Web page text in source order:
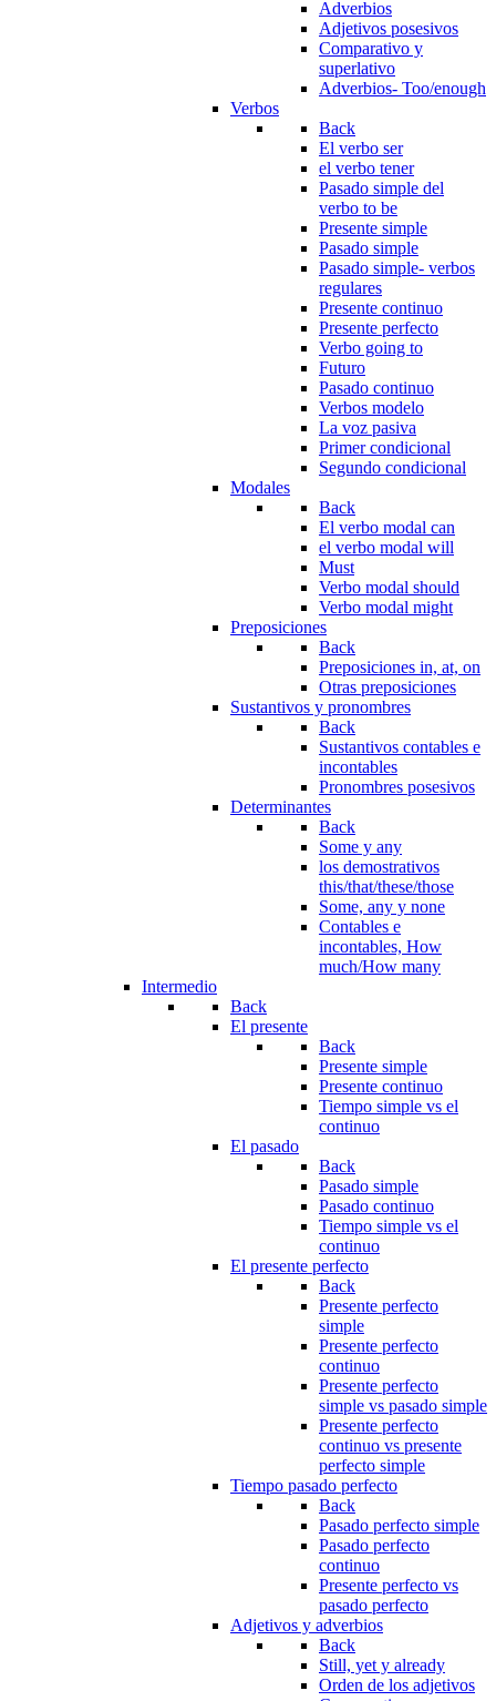
Adverbios
Adjetivos posesivos
Comparativo y
superlativo
Adverbios- Too/enough
Verbos
Back
El verbo ser
el verbo tener
Pasado simple del
verbo to be
Presente simple
Pasado simple
Pasado simple- verbos
regulares
Presente continuo
Presente perfecto
Verbo going to
Futuro
Pasado continuo
Verbos modelo
La voz pasiva
Primer condicional
Segundo condicional
Modales
Back
El verbo modal can
el verbo modal will
Must
Verbo modal should
Verbo modal might
Preposiciones
Back
Preposiciones in, at, on
Otras preposiciones
Sustantivos y pronombres
Back
Sustantivos contables e
incontables
Pronombres posesivos
Determinantes
Back
Some y any
los demostrativos
this/that/these/those
Some, any y none
Contables e
incontables, How
much/How many
Intermedio
Back
El presente
Back
Presente simple
Presente continuo
Tiempo simple vs el
continuo
El pasado
Back
Pasado simple
Pasado continuo
Tiempo simple vs el
continuo
El presente perfecto
Back
Presente perfecto
simple
Presente perfecto
continuo
Presente perfecto
simple vs pasado simple
Presente perfecto
continuo vs presente
perfecto simple
Tiempo pasado perfecto
Back
Pasado perfecto simple
Pasado perfecto
continuo
Presente perfecto vs
pasado perfecto
Adjetivos y adverbios
Back
Still, yet y already
Orden de los adjetivos